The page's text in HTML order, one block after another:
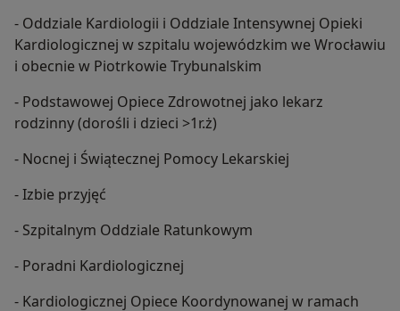
- Oddziale Kardiologii i Oddziale Intensywnej Opieki
Kardiologicznej w szpitalu wojewódzkim we Wrocławiu
i obecnie w Piotrkowie Trybunalskim
- Podstawowej Opiece Zdrowotnej jako lekarz
rodzinny (dorośli i dzieci >1r.ż)
- Nocnej i Świątecznej Pomocy Lekarskiej
- Izbie przyjęć
- Szpitalnym Oddziale Ratunkowym
- Poradni Kardiologicznej
- Kardiologicznej Opiece Koordynowanej w ramach